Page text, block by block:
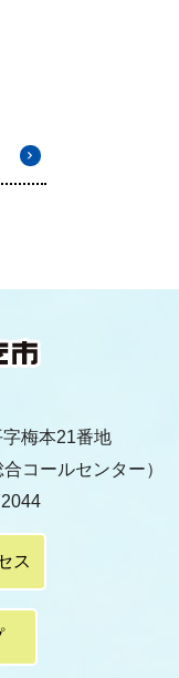
梅本21番地
合コールセンター）
ス